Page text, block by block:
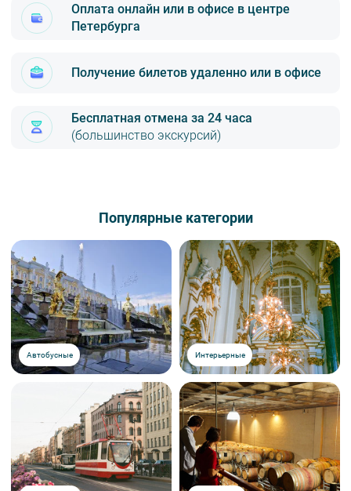
Оплата онлайн или в офисе в центре
Петербурга
Получение билетов удаленно или в офисе
Бесплатная отмена за 24 часа
(большинство экскурсий)
безопасный платёжный шлюз по технологии 3D-Secure)
Яндекс.Деньги
Наличными или картой VISA, MasterCard, МИР в офисе по адресу
м. «Площадь Восстания»,Лиговский пр., 47, офис 5 (3 этаж)
Вы можете заказать доставку билетов себе домой или в офис.
Наш курьер подъедет в удобное для вас место в
городе.Стоимость доставки 450 рублей. Время и дата доставки
согласовываются с менеджером компании заранее.
Популярные категории
Автобусные Интерьерные